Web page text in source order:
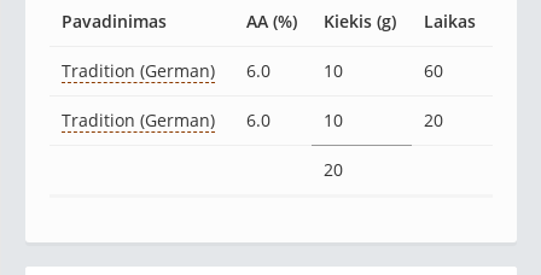
Pavadinimas AA (%) Kiekis (g) Laikas
Tradition (German) 6.0 10 60
Tradition (German) 6.0 10 20
20